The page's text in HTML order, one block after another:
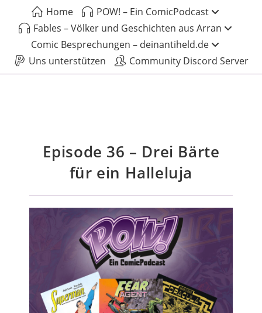
Home
POW! – Ein ComicPodcast
Fables – Völker und Geschichten aus Arran
Comic Besprechungen – deinantiheld.de
Uns unterstützen
Community Discord Server
Episode 36 – Drei Bärte
für ein Halleluja